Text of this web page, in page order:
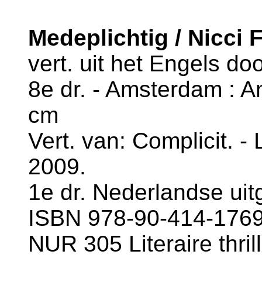
Medeplichtig / Nicci
vert. uit het Engels
8e dr. - Amsterdam :
cm
Vert. van: Complicit. -
2009.
1e dr. Nederlandse
ISBN 978-90-414-
NUR 305 Literaire